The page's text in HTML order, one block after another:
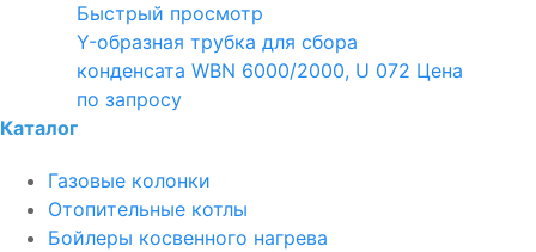
Быстрый просмотр
Y-образная трубка для сбора
конденсата WBN 6000/2000, U 072 Цена
по запросу
Каталог
Газовые колонки
Отопительные котлы
Бойлеры косвенного нагрева